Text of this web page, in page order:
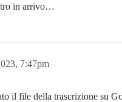
in arrivo…
7:47pm
il file della trascrizione su